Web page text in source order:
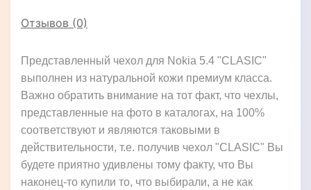
Отзывов (0)
Представленный чехол для Nokia 5.4 "CLASIC"
выполнен из натуральной кожи премиум класса.
Важно обратить внимание на тот факт, что чехлы,
представленные на фото в каталогах, на 100%
соответствуют и являются таковыми в
действительности, т.е. получив чехол "CLASIC" Вы
будете приятно удивлены тому факту, что Вы
наконец-то купили то, что выбирали, а не как